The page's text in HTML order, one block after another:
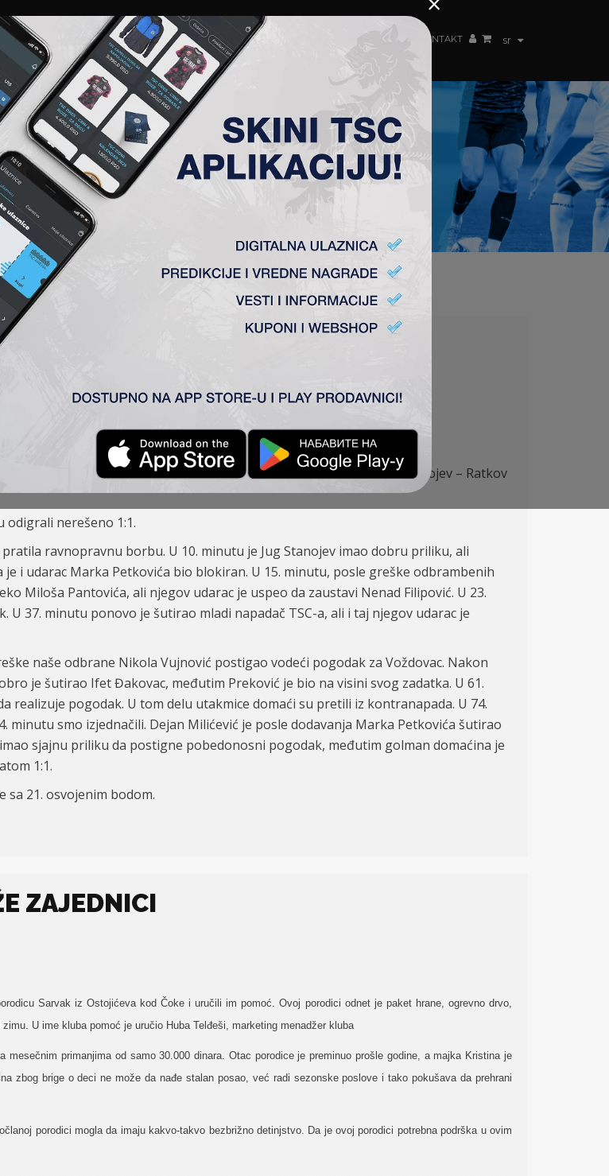
sr
ČLANSTVO AKREDITACIJE KLUB AKADEMIJA ŽENSKI TIM KONTAKT
TSC 1:1
– Đakovac (Varga 57 ‘), Tomanović (K) – Zec, Banjac (Bo č i 88‘ ), Stanojev – Ratkov
odigrali nerešeno 1:1.
ravnopravnu borbu. U 10. minutu je Jug Stanojev imao dobru priliku, ali
i udarac Marka Petkovića bio blokiran. U 15. minutu, posle greške odbrambenih
Miloša Pantovića, ali njegov udarac je uspeo da zaustavi Nenad Filipović. U 23.
37. minutu ponovo je šutirao mladi napadač TSC-a, ali i taj njegov udarac je
naše odbrane Nikola Vujnović postigao vodeći pogodak za Voždovac. Nakon
je šutirao Ifet Đakovac, međutim Preković je bio na visini svog zadatka. U 61.
realizuje pogodak. U tom delu utakmice domaći su pretili iz kontranapada. U 74.
smo izjednačili. Dejan Milićević je posle dodavanja Marka Petkovića šutirao
sjajnu priliku da postigne pobedonosni pogodak, međutim golman domaćina je
1:1.
sa 21. osvojenim bodom.
ZAJEDNICI
Sarvak iz Ostojićeva kod Čoke i uručili im pomoć. Ovoj porodici odnet je paket hrane, ogrevno drvo,
U ime kluba pomoć je uručio Huba Telđeši, marketing menadžer kluba
primanjima od samo 30.000 dinara. Otac porodice je preminuo prošle godine, a majka Kristina je
zbog brige o deci ne može da nađe stalan posao, već radi sezonske poslove i tako pokušava da prehrani
porodici mogla da imaju kakvo-takvo bezbrižno detinjstvo. Da je ovoj porodici potrebna podrška u ovim